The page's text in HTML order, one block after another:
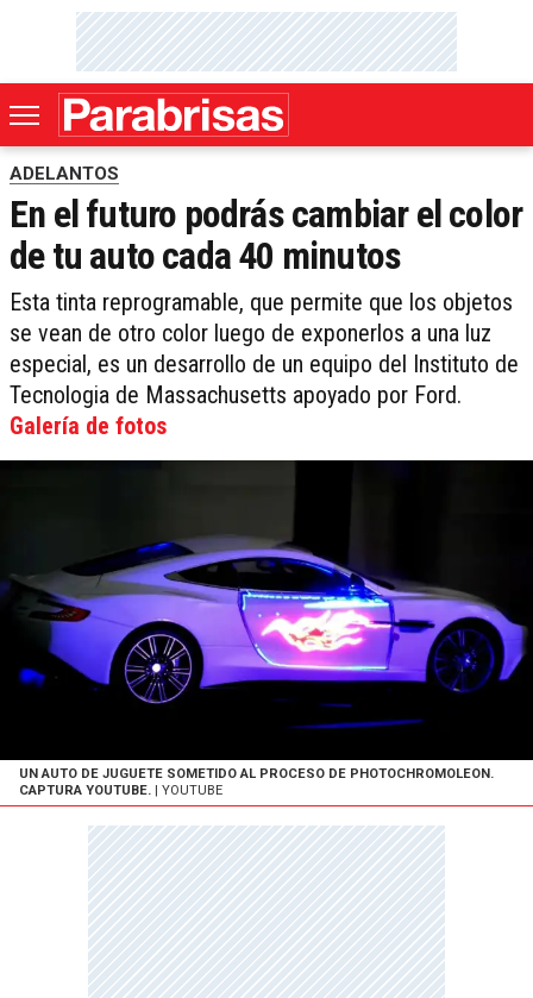
ADELANTOS
En el futuro podrás cambiar el color
de tu auto cada 40 minutos
Esta tinta reprogramable, que permite que los objetos
se vean de otro color luego de exponerlos a una luz
especial, es un desarrollo de un equipo del Instituto de
Tecnologia de Massachusetts apoyado por Ford.
Galería de fotos
UN AUTO DE JUGUETE SOMETIDO AL PROCESO DE PHOTOCHROMOLEON.
CAPTURA YOUTUBE. | YOUTUBE